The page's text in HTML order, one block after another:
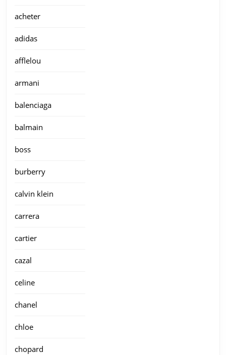
acheter
adidas
afflelou
armani
balenciaga
balmain
boss
burberry
calvin klein
carrera
cartier
cazal
celine
chanel
chloe
chopard